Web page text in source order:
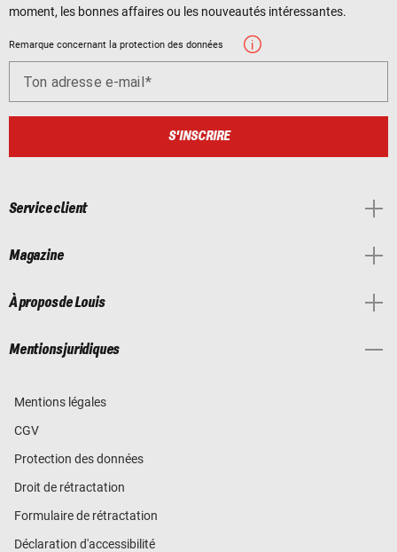
moment, les bonnes affaires ou les nouveautés intéressantes.
Remarque concernant la protection des données
Ton adresse e-mail
S'INSCRIRE
Service client
Magazine
À propos de Louis
Mentions juridiques
Mentions légales
CGV
Protection des données
Droit de rétractation
Formulaire de rétractation
Déclaration d'accessibilité